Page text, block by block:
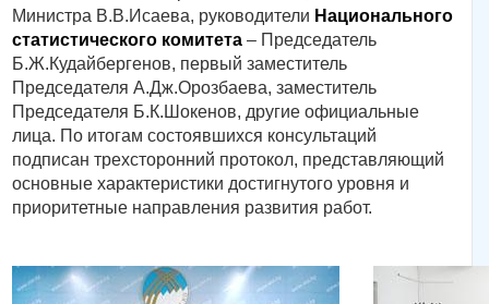
Министра В.В.Исаева, руководители Национального
статистического комитета – Председатель
Б.Ж.Кудайбергенов, первый заместитель
Председателя А.Дж.Орозбаева, заместитель
Председателя Б.К.Шокенов, другие официальные
лица. По итогам состоявшихся консультаций
подписан трехсторонний протокол, представляющий
основные характеристики достигнутого уровня и
приоритетные направления развития работ.